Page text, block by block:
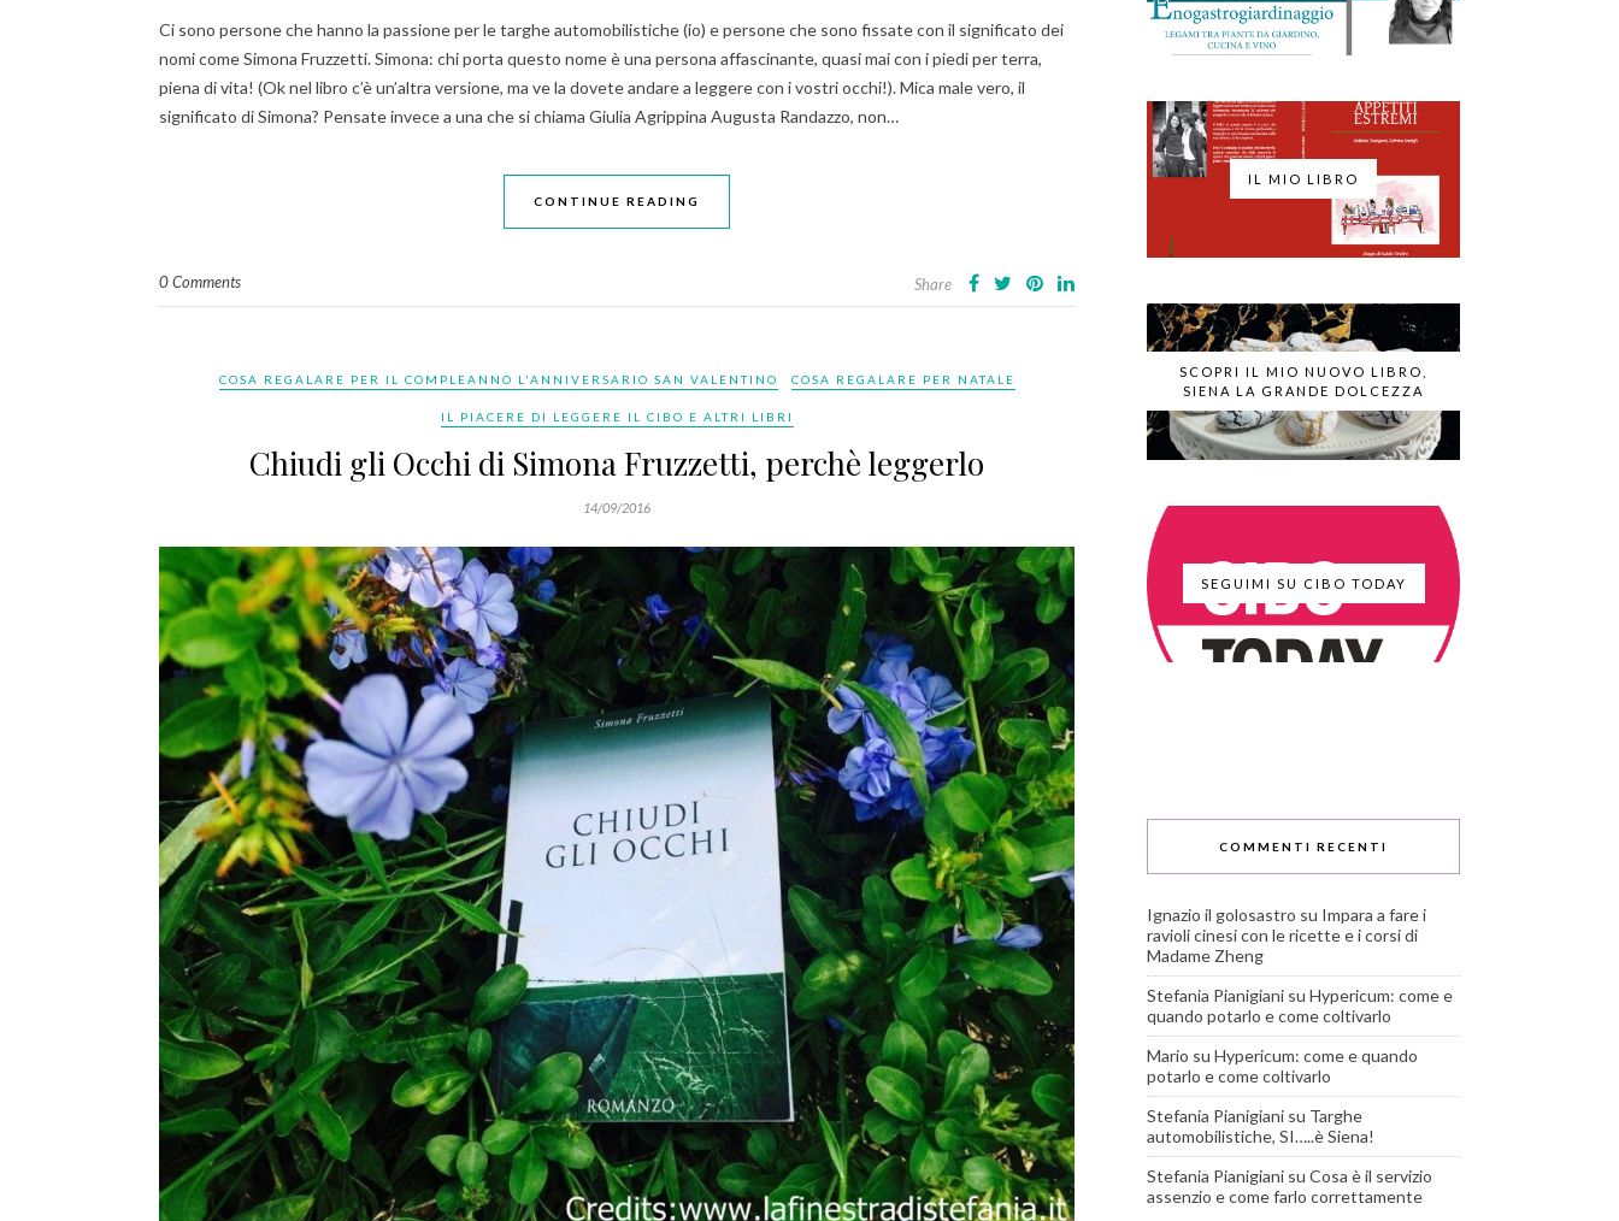
Ci sono persone che hanno la passione per le targhe automobilistiche (io) e persone che sono fissate con il significato dei
nomi come Simona Fruzzetti. Simona: chi porta questo nome è una persona affascinante, quasi mai con i piedi per terra,
piena di vita! (Ok nel libro c’è un’altra versione, ma ve la dovete andare a leggere con i vostri occhi!). Mica male vero, il
significato di Simona? Pensate invece a una che si chiama Giulia Agrippina Augusta Randazzo, non…
CONTINUE READING
0 Comments Share
COSA REGALARE PER IL COMPLEANNO L'ANNIVERSARIO SAN VALENTINO COSA REGALARE PER NATALE
IL PIACERE DI LEGGERE IL CIBO E ALTRI LIBRI
Chiudi gli Occhi di Simona Fruzzetti, perchè leggerlo
14/09/2016
IL MIO LIBRO
SCOPRI IL MIO NUOVO LIBRO,
SIENA LA GRANDE DOLCEZZA
SEGUIMI SU CIBO TODAY
COMMENTI RECENTI
Ignazio il golosastro su Impara a fare i
ravioli cinesi con le ricette e i corsi di
Madame Zheng
Stefania Pianigiani su Hypericum: come e
quando potarlo e come coltivarlo
Mario su Hypericum: come e quando
potarlo e come coltivarlo
Stefania Pianigiani su Targhe
automobilistiche, SI…..è Siena!
Stefania Pianigiani su Cosa è il servizio
assenzio e come farlo correttamente